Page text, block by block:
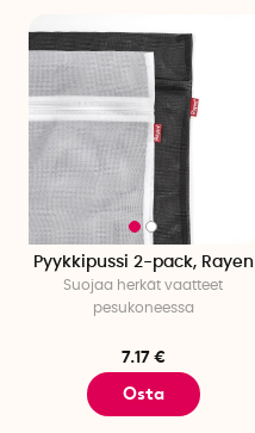
Pyykkipussi 2-pack, Rayen
Suojaa herkät vaatteet
pesukoneessa
7.17 €
Osta